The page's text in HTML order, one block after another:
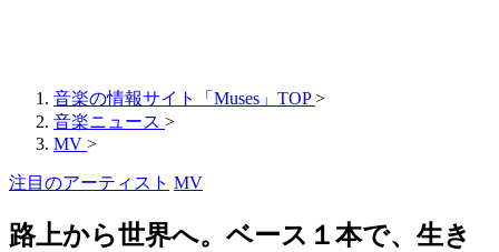
音楽の情報サイト「Muses」TOP >
音楽ニュース >
MV >
注目のアーティスト MV
路上から世界へ。ベース１本で、生き